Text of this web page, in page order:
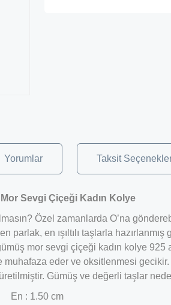
Yorumlar Taksit
Sevgi Çiçeği Kadın Kolye
Özel zamanlarda O’na
en ışıltılı taşlarla
mor sevgi çiçeği kadın kolye
muhafaza eder ve oksitlenmesi
Gümüş ve değerli taşlar
En : 1.50 cm